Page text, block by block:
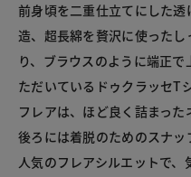
前身頃を二重仕立てにした
造、超長綿を贅沢に使った
り、ブラウスのように端正
ただいているドゥクラッセT
フレアは、ほど良く詰まった
後ろには着脱のためのスナ
人気のフレアシルエットで